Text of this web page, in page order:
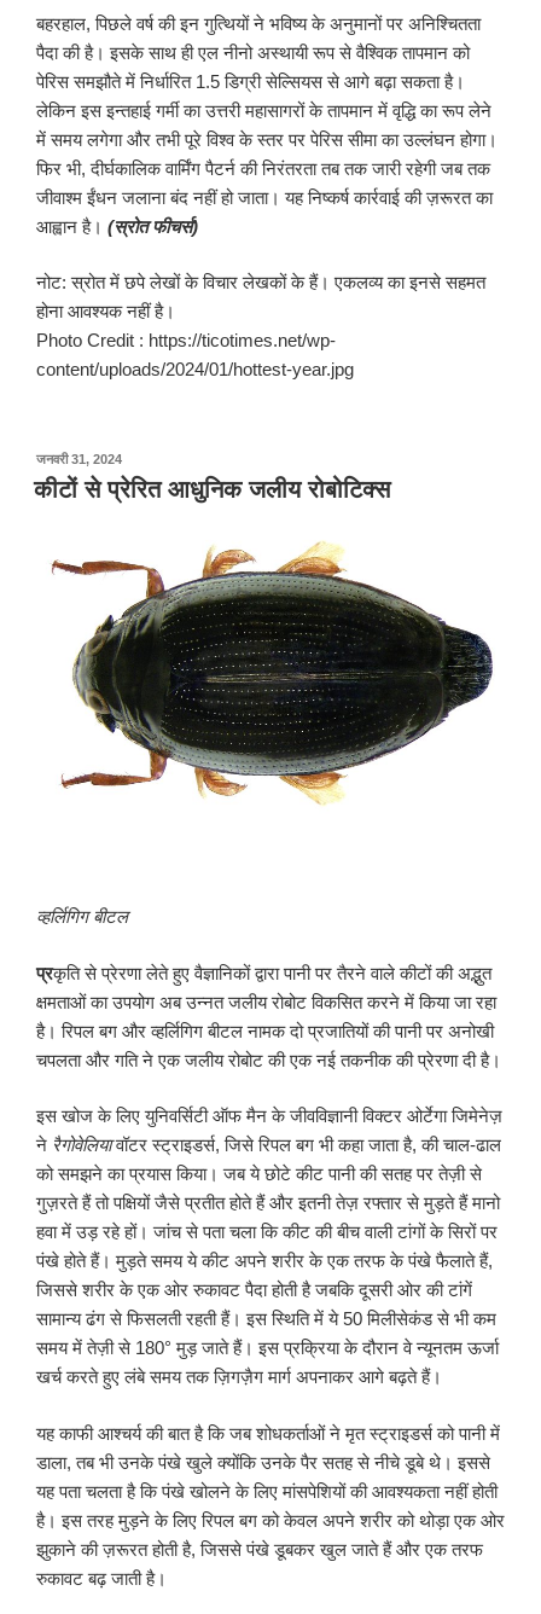
बहरहाल, पिछले वर्ष की इन गुत्थियों ने भविष्य के अनुमानों पर अनिश्चितता
पैदा की है। इसके साथ ही एल नीनो अस्थायी रूप से वैश्विक तापमान को
पेरिस समझौते में निर्धारित 1.5 डिग्री सेल्सियस से आगे बढ़ा सकता है।
लेकिन इस इन्तहाई गर्मी का उत्तरी महासागरों के तापमान में वृद्धि का रूप लेने
में समय लगेगा और तभी पूरे विश्व के स्तर पर पेरिस सीमा का उल्लंघन होगा।
फिर भी, दीर्घकालिक वार्मिंग पैटर्न की निरंतरता तब तक जारी रहेगी जब तक
जीवाश्म ईंधन जलाना बंद नहीं हो जाता। यह निष्कर्ष कार्रवाई की ज़रूरत का
आह्वान है। (स्रोत फीचर्स)
नोट: स्रोत में छपे लेखों के विचार लेखकों के हैं। एकलव्य का इनसे सहमत
होना आवश्यक नहीं है।
Photo Credit : https://ticotimes.net/wp-
content/uploads/2024/01/hottest-year.jpg
जनवरी 31, 2024पर
प्रकाशित
किया
कीटों से प्रेरित आधुनिक जलीय रोबोटिक्स
व्हर्लिगिग बीटल
प्रकृति से प्रेरणा लेते हुए वैज्ञानिकों द्वारा पानी पर तैरने वाले कीटों की अद्भुत
क्षमताओं का उपयोग अब उन्नत जलीय रोबोट विकसित करने में किया जा रहा
है। रिपल बग और व्हर्लिगिग बीटल नामक दो प्रजातियों की पानी पर अनोखी
चपलता और गति ने एक जलीय रोबोट की एक नई तकनीक की प्रेरणा दी है।
इस खोज के लिए युनिवर्सिटी ऑफ मैन के जीवविज्ञानी विक्टर ओर्टेगा जिमेनेज़
ने रैगोवेलियावॉटर स्ट्राइडर्स, जिसे रिपल बग भी कहा जाता है, की चाल-ढाल
को समझने का प्रयास किया। जब ये छोटे कीट पानी की सतह पर तेज़ी से
गुज़रते हैं तो पक्षियों जैसे प्रतीत होते हैं और इतनी तेज़ रफ्तार से मुड़ते हैं मानो
हवा में उड़ रहे हों। जांच से पता चला कि कीट की बीच वाली टांगों के सिरों पर
पंखे होते हैं। मुड़ते समय ये कीट अपने शरीर के एक तरफ के पंखे फैलाते हैं,
जिससे शरीर के एक ओर रुकावट पैदा होती है जबकि दूसरी ओर की टांगें
सामान्य ढंग से फिसलती रहती हैं। इस स्थिति में ये 50 मिलीसेकंड से भी कम
समय में तेज़ी से 180° मुड़ जाते हैं। इस प्रक्रिया के दौरान वे न्यूनतम ऊर्जा
खर्च करते हुए लंबे समय तक ज़िगज़ैग मार्ग अपनाकर आगे बढ़ते हैं।
यह काफी आश्चर्य की बात है कि जब शोधकर्ताओं ने मृत स्ट्राइडर्स को पानी में
डाला, तब भी उनके पंखे खुले क्योंकि उनके पैर सतह से नीचे डूबे थे। इससे
यह पता चलता है कि पंखे खोलने के लिए मांसपेशियों की आवश्यकता नहीं होती
है। इस तरह मुड़ने के लिए रिपल बग को केवल अपने शरीर को थोड़ा एक ओर
झुकाने की ज़रूरत होती है, जिससे पंखे डूबकर खुल जाते हैं और एक तरफ
रुकावट बढ़ जाती है।